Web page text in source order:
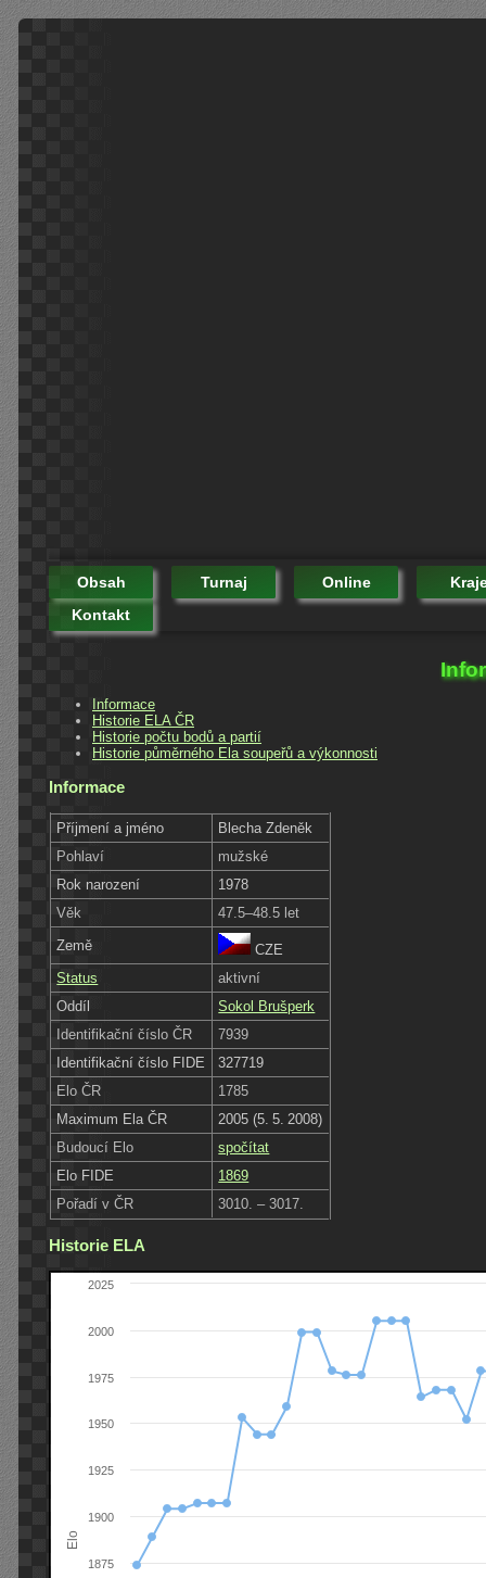
Obsah Turnaj Online
Kontakt
Informace
Historie ELA ČR
Historie počtu bodů a partií
Historie půměrného Ela soupeřů a výkonnosti
Informace
Příjmení a jméno
Blecha Zdeněk
Pohlaví
mužské
Rok narození
1978
Věk
47.5–48.5 let
Země
CZE
Status
aktivní
Oddíl
Sokol Brušperk
Identifikační číslo ČR
7939
Identifikační číslo FIDE
327719
Elo ČR
1785
Maximum Ela ČR
2005 (5. 5. 2008)
Budoucí Elo
spočítat
Elo FIDE
1869
Pořadí v ČR
3010. – 3017.
Historie ELA
Elo
1875
1900
1925
1950
1975
2000
2025